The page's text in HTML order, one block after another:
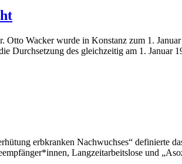
Wacker wurde in Konstanz zum 1.
des gleichzeitig am 1. Januar
erbkranken Nachwuchses“ definierte
Langzeitarbeitslose und